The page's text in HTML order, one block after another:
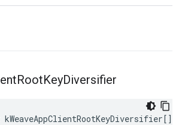
RootKeyDiversifier
kWeaveAppClientRootKeyDiversifier[]